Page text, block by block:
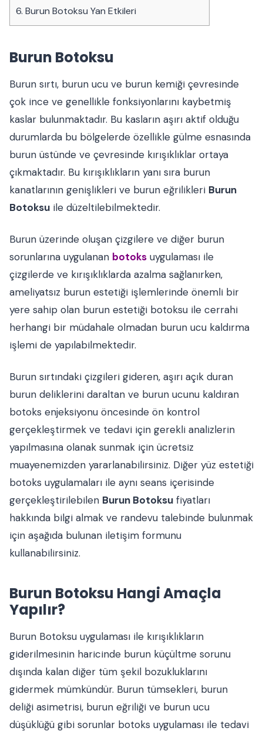
6. Burun Botoksu Yan Etkileri
Burun Botoksu
Burun sırtı, burun ucu ve burun kemiği çevresinde
çok ince ve genellikle fonksiyonlarını kaybetmiş
kaslar bulunmaktadır. Bu kasların aşırı aktif olduğu
durumlarda bu bölgelerde özellikle gülme esnasında
burun üstünde ve çevresinde kırışıklıklar ortaya
çıkmaktadır. Bu kırışıklıkların yanı sıra burun
kanatlarının genişlikleri ve burun eğrilikleri Burun
Botoksu ile düzeltilebilmektedir.
Burun üzerinde oluşan çizgilere ve diğer burun
sorunlarına uygulanan botoks uygulaması ile
çizgilerde ve kırışıklıklarda azalma sağlanırken,
ameliyatsız burun estetiği işlemlerinde önemli bir
yere sahip olan burun estetiği botoksu ile cerrahi
herhangi bir müdahale olmadan burun ucu kaldırma
işlemi de yapılabilmektedir.
Burun sırtındaki çizgileri gideren, aşırı açık duran
burun deliklerini daraltan ve burun ucunu kaldıran
botoks enjeksiyonu öncesinde ön kontrol
gerçekleştirmek ve tedavi için gerekli analizlerin
yapılmasına olanak sunmak için ücretsiz
muayenemizden yararlanabilirsiniz. Diğer yüz estetiği
botoks uygulamaları ile aynı seans içerisinde
gerçekleştirilebilen Burun Botoksu fiyatları
hakkında bilgi almak ve randevu talebinde bulunmak
için aşağıda bulunan iletişim formunu
kullanabilirsiniz.
Burun Botoksu Hangi Amaçla
Yapılır?
Burun Botoksu uygulaması ile kırışıklıkların
giderilmesinin haricinde burun küçültme sorunu
dışında kalan diğer tüm şekil bozukluklarını
gidermek mümkündür. Burun tümsekleri, burun
deliği asimetrisi, burun eğriliği ve burun ucu
düşüklüğü gibi sorunlar botoks uygulaması ile tedavi